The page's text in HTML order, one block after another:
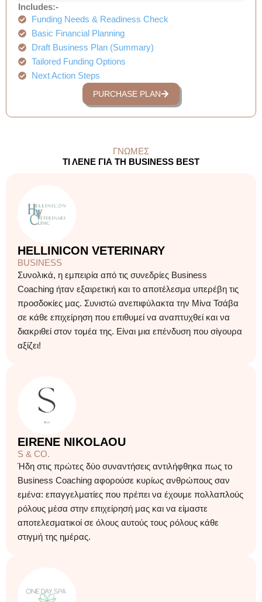
Includes:-
Funding Needs & Readiness Check
Basic Financial Planning
Draft Business Plan (Summary)
Tailored Funding Options
Next Action Steps
PURCHASE PLAN
ΓΝΏΜΕΣ
ΤΙ ΛΈΝΕ ΓΙΑ ΤΗ BUSINESS BEST
HELLINICON VETERINARY
BUSINESS
Συνολικά, η εμπειρία από τις συνεδρίες Business
Coaching ήταν εξαιρετική και το αποτέλεσμα υπερέβη τις
προσδοκίες μας. Συνιστώ ανεπιφύλακτα την Μίνα Τσάβα
σε κάθε επιχείρηση που επιθυμεί να αναπτυχθεί και να
διακριθεί στον τομέα της. Είναι μια επένδυση που σίγουρα
αξίζει!
EIRENE NIKOLAOU
S & CO.
Ήδη στις πρώτες δύο συναντήσεις αντιλήφθηκα πως το
Business Coaching αφορούσε κυρίως ανθρώπους σαν
εμένα: επαγγελματίες που πρέπει να έχουμε πολλαπλούς
ρόλους μέσα στην επιχείρησή μας και να είμαστε
αποτελεσματικοί σε όλους αυτούς τους ρόλους κάθε
στιγμή της ημέρας.